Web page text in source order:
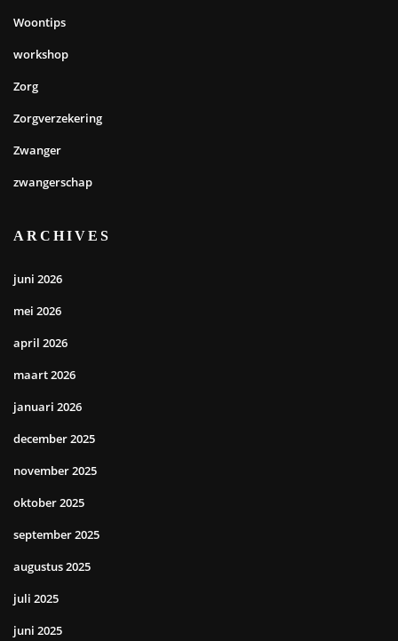
Woontips
workshop
Zorg
Zorgverzekering
Zwanger
zwangerschap
ARCHIVES
juni 2026
mei 2026
april 2026
maart 2026
januari 2026
december 2025
november 2025
oktober 2025
september 2025
augustus 2025
juli 2025
juni 2025